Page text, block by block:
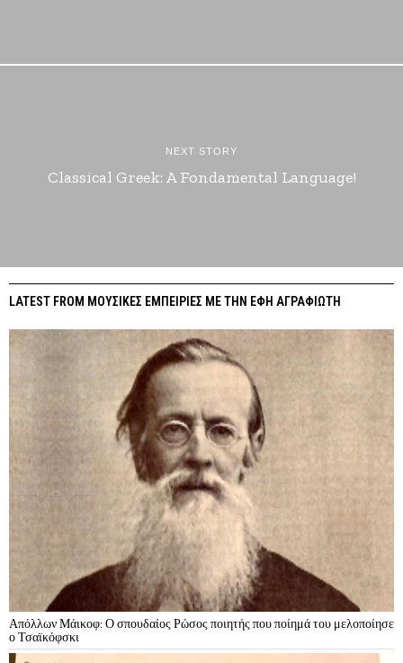
NEXT STORY
Classical Greek: A Fondamental Language!
LATEST FROM ΜΟΥΣΙΚΕΣ ΕΜΠΕΙΡΙΕΣ ΜΕ ΤΗΝ ΕΦΗ ΑΓΡΑΦΙΩΤΗ
Απόλλων Μάικοφ: Ο σπουδαίος Ρώσος ποιητής που ποίημά του μελοποίησε
ο Τσαϊκόφσκι